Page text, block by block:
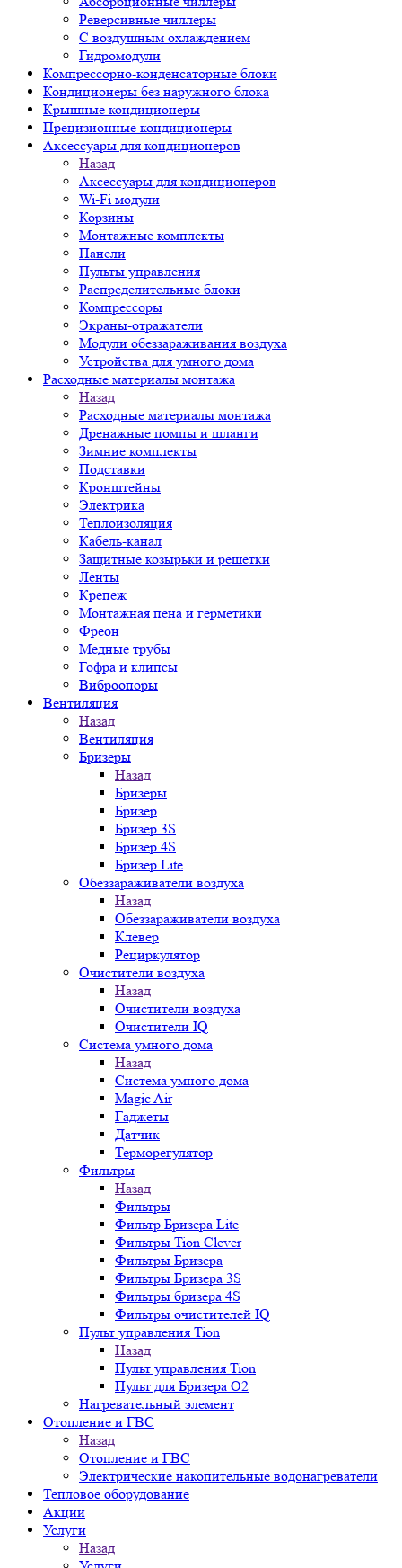
Реверсивные чиллеры
С воздушным охлаждением
Гидромодули
Компрессорно-конденсаторные блоки
Кондиционеры без наружного блока
Крышные кондиционеры
Прецизионные кондиционеры
Аксессуары для кондиционеров
Назад
Аксессуары для кондиционеров
Wi-Fi модули
Корзины
Монтажные комплекты
Панели
Пульты управления
Распределительные блоки
Компрессоры
Экраны-отражатели
Модули обеззараживания воздуха
Устройства для умного дома
Расходные материалы монтажа
Назад
Расходные материалы монтажа
Дренажные помпы и шланги
Зимние комплекты
Подставки
Кронштейны
Электрика
Теплоизоляция
Кабель-канал
Защитные козырьки и решетки
Ленты
Крепеж
Монтажная пена и герметики
Фреон
Медные трубы
Гофра и клипсы
Виброопоры
Вентиляция
Назад
Вентиляция
Бризеры
Назад
Бризеры
Бризер
Бризер 3S
Бризер 4S
Бризер Lite
Обеззараживатели воздуха
Назад
Обеззараживатели воздуха
Клевер
Рециркулятор
Очистители воздуха
Назад
Очистители воздуха
Очистители IQ
Система умного дома
Назад
Система умного дома
Magic Air
Гаджеты
Датчик
Терморегулятор
Фильтры
Назад
Фильтры
Фильтр Бризера Lite
Фильтры Tion Clever
Фильтры Бризера
Фильтры Бризера 3S
Фильтры бризера 4S
Фильтры очистителей IQ
Пульт управления Tion
Назад
Пульт управления Tion
Пульт для Бризера O2
Нагревательный элемент
Отопление и ГВС
Назад
Отопление и ГВС
Электрические накопительные водонагреватели
Тепловое оборудование
Акции
Услуги
Назад